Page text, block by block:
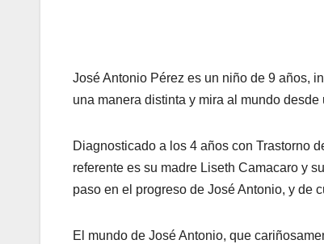
José Antonio Pérez es un niño de 9 años,
una manera distinta y mira al mundo
Diagnosticado a los 4 años con Trastorno
referente es su madre Liseth Camacaro y
paso en el progreso de José Antonio, y de
El mundo de José Antonio, que